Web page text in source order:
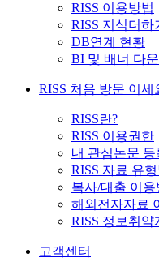
RISS 이용방법
RISS 지식더하
DB연계 현황
BI 및 배너 다
RISS 처음 방문 이세
RISS란?
RISS 이용권한
내 관심논문 등
RISS 자료 유
복사/대출 이용
해외전자자료
RISS 정보취
고객센터